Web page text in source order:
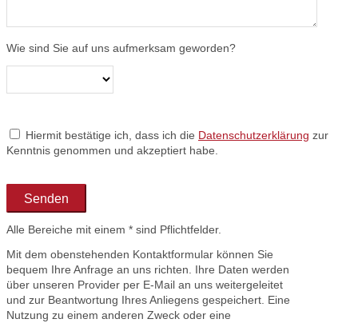
Wie sind Sie auf uns aufmerksam geworden?
Hiermit bestätige ich, dass ich die Datenschutzerklärung zur
Kenntnis genommen und akzeptiert habe.
Alle Bereiche mit einem * sind Pflichtfelder.
Mit dem obenstehenden Kontaktformular können Sie
bequem Ihre Anfrage an uns richten. Ihre Daten werden
über unseren Provider per E-Mail an uns weitergeleitet
und zur Beantwortung Ihres Anliegens gespeichert. Eine
Nutzung zu einem anderen Zweck oder eine